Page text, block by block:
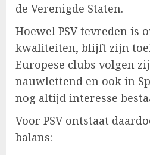
de Verenigde Staten.
Hoewel PSV tevreden is
kwaliteiten, blijft zijn
Europese clubs volgen
nauwlettend en ook in
nog altijd interesse
Voor PSV ontstaat
balans: